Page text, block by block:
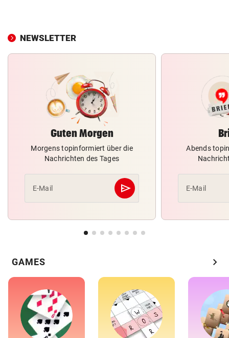
NEWSLETTER
Guten Morgen
Morgens topinformiert über die
Nachrichten des Tages
E-Mail send
Abschicken
Abends
E-Mail
GAMES chevron_right